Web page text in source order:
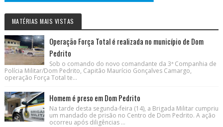
MATÉRIAS MAIS VISTAS
Operação Força Total é realizada no município de Dom
Pedrito
Sob o comando do novo comandante da 3ª Companhia de
Polícia Militar/Dom Pedrito, Capitão Maurício Gonçalves Camargo,
operação Força Total te...
Homem é preso em Dom Pedrito
Na tarde desta segunda-feira (14), a Brigada Militar cumpriu
um mandado de prisão no Centro de Dom Pedrito. A ação
ocorreu após diligências ...